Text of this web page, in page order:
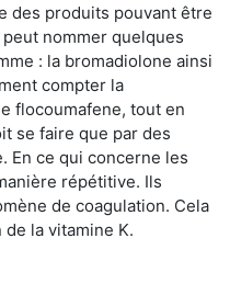
des produits pouvant être
nommer quelques
: la bromadiolone ainsi
compter la
flocoumafene, tout en
se faire que par des
En ce qui concerne les
répétitive. Ils
de coagulation. Cela
de la vitamine K.